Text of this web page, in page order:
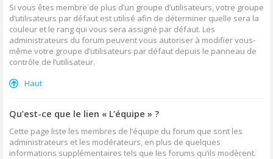
Si vous êtes membre de plus d’un groupe d’utilisateurs, votre groupe
d’utilisateurs par défaut est utilisé afin de déterminer quelle sera la
couleur et le rang qui vous sera assigné par défaut. Les
administrateurs du forum peuvent vous autoriser à modifier vous-
même votre groupe d’utilisateurs par défaut depuis le panneau de
contrôle de l’utilisateur.
Haut
Qu’est-ce que le lien « L’équipe » ?
Cette page liste les membres de l’équipe du forum que sont les
administrateurs et les modérateurs, en plus de quelques
informations supplémentaires tels que les forums qu’ils modèrent.